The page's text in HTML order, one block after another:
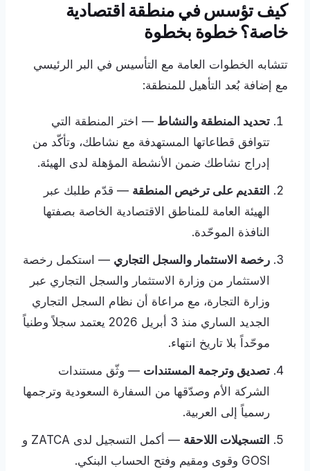
كيف تؤسس في منطقة اقتصادية
خاصة؟ خطوة بخطوة
تتشابه الخطوات العامة مع التأسيس في البر الرئيسي
مع إضافة بُعد التأهيل للمنطقة:
تحديد المنطقة والنشاط — اختر المنطقة التي
تتوافق قطاعاتها المستهدفة مع نشاطك، وتأكّد من
إدراج نشاطك ضمن الأنشطة المؤهلة لدى الهيئة.
التقديم على ترخيص المنطقة — قدّم طلبك عبر
الهيئة العامة للمناطق الاقتصادية الخاصة بصفتها
النافذة الموحّدة.
رخصة الاستثمار والسجل التجاري — استكمل رخصة
الاستثمار من وزارة الاستثمار والسجل التجاري عبر
وزارة التجارة، مع مراعاة أن نظام السجل التجاري
الجديد الساري منذ 3 أبريل 2026 يعتمد سجلاً وطنياً
موحّداً بلا تاريخ انتهاء.
تصديق وترجمة المستندات — وثّق مستندات
الشركة الأم وصدّقها من السفارة السعودية وترجمها
رسمياً إلى العربية.
التسجيلات اللاحقة
— أكمل التسجيل لدى ZATCA و
GOSI وقوى ومقيم وفتح الحساب البنكي.